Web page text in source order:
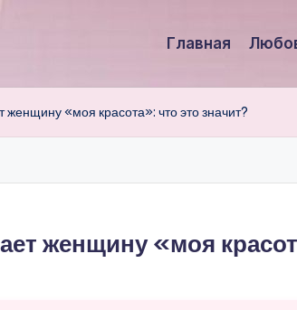
Главная
женщину «моя красота»: что это значит?
женщину «моя